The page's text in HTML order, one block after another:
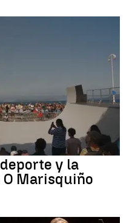
y la
Marisquiño